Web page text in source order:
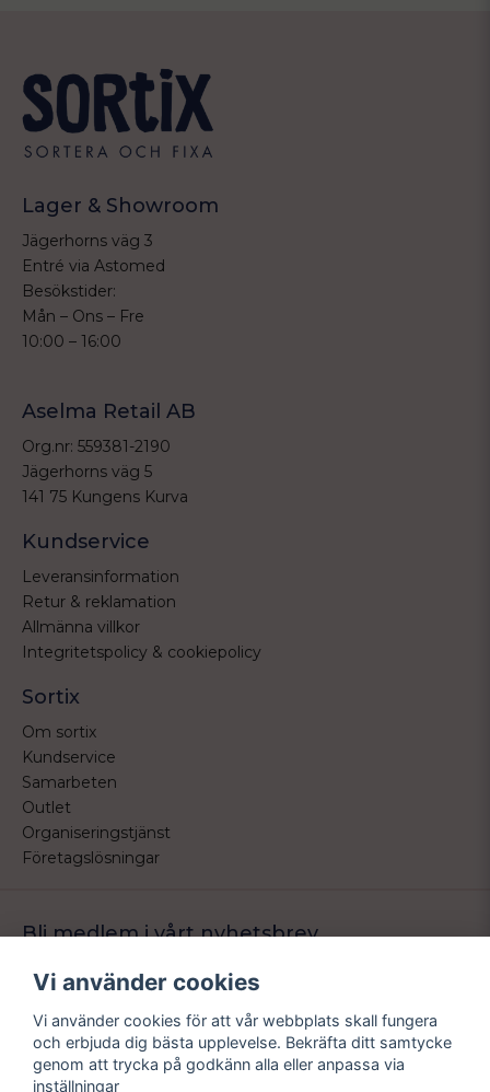
Lager & Showroom
Jägerhorns väg 3
Entré via Astomed
Besökstider:
Mån – Ons – Fre
10:00 – 16:00
Aselma Retail AB
Org.nr: 559381-2190
Jägerhorns väg 5
141 75 Kungens Kurva
Kundservice
Leveransinformation
Retur & reklamation
Allmänna villkor
Integritetspolicy & cookiepolicy
Sortix
Om sortix
Kundservice
Samarbeten
Outlet
Organiseringstjänst
Företagslösningar
Bli medlem i vårt nyhetsbrev
email
Mejladress Skicka
erbjudande.
Vi använder cookies
Vi använder cookies för att vår webbplats skall fungera
och erbjuda dig bästa upplevelse. Bekräfta ditt samtycke
genom att trycka på godkänn alla eller anpassa via
inställningar